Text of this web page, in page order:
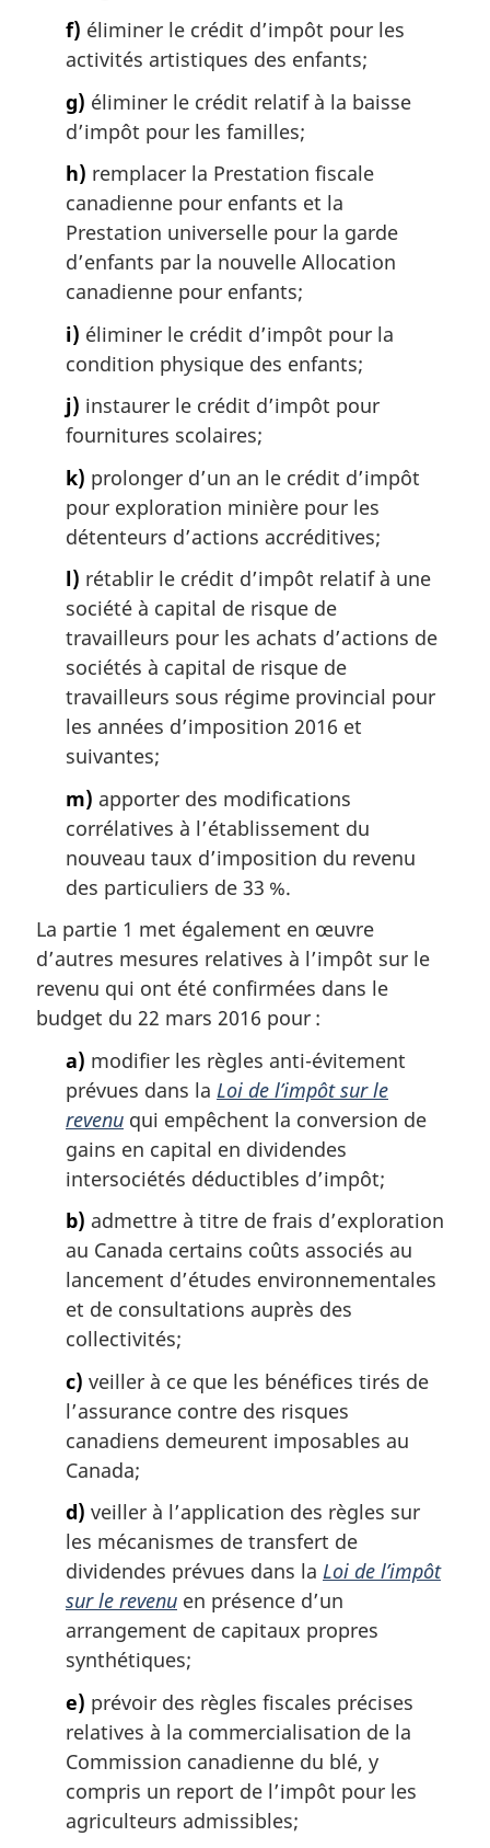
f) éliminer le crédit d’impôt pour les
activités artistiques des enfants;
g) éliminer le crédit relatif à la baisse
d’impôt pour les familles;
h) remplacer la Prestation fiscale
canadienne pour enfants et la
Prestation universelle pour la garde
d’enfants par la nouvelle Allocation
canadienne pour enfants;
i) éliminer le crédit d’impôt pour la
condition physique des enfants;
j) instaurer le crédit d’impôt pour
fournitures scolaires;
k) prolonger d’un an le crédit d’impôt
pour exploration minière pour les
détenteurs d’actions accréditives;
l) rétablir le crédit d’impôt relatif à une
société à capital de risque de
travailleurs pour les achats d’actions de
sociétés à capital de risque de
travailleurs sous régime provincial pour
les années d’imposition 2016 et
suivantes;
m) apporter des modifications
corrélatives à l’établissement du
nouveau taux d’imposition du revenu
des particuliers de 33 %.
La partie 1 met également en œuvre
d’autres mesures relatives à l’impôt sur le
revenu qui ont été confirmées dans le
budget du 22 mars 2016 pour :
a) modifier les règles anti-évitement
prévues dans la Loi de l’impôt sur le
revenu qui empêchent la conversion de
gains en capital en dividendes
intersociétés déductibles d’impôt;
b) admettre à titre de frais d’exploration
au Canada certains coûts associés au
lancement d’études environnementales
et de consultations auprès des
collectivités;
c) veiller à ce que les bénéfices tirés de
l’assurance contre des risques
canadiens demeurent imposables au
Canada;
d) veiller à l’application des règles sur
les mécanismes de transfert de
dividendes prévues dans la Loi de l’impôt
sur le revenu en présence d’un
arrangement de capitaux propres
synthétiques;
e) prévoir des règles fiscales précises
relatives à la commercialisation de la
Commission canadienne du blé, y
compris un report de l’impôt pour les
agriculteurs admissibles;